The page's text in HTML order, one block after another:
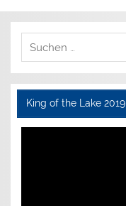
King of the Lake 2019